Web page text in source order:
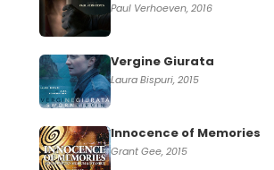
Paul Verhoeven, 2016
Vergine Giurata
Laura Bispuri, 2015
Innocence of Memories
Grant Gee, 2015